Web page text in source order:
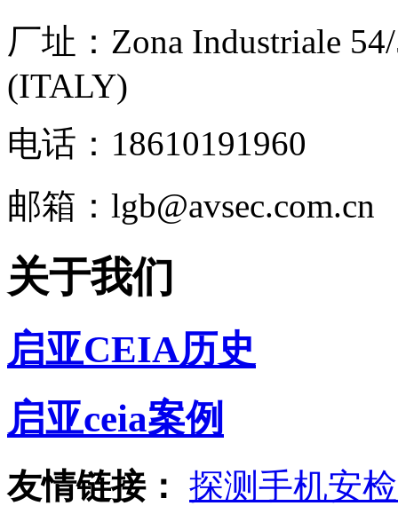
厂址： Zona Industriale
(ITALY)
电话：18610191960
邮箱：lgb@avsec.com.cn
关于我们
启亚CEIA历史
启亚ceia案例
友情链接： 探测手机安